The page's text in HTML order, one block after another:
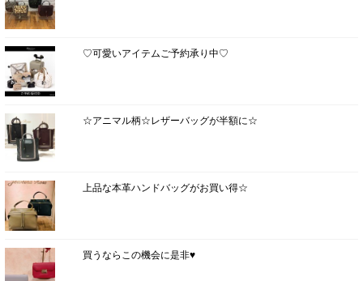
♡可愛いアイテムご予約承り中♡
☆アニマル柄☆レザーバッグが半額に☆
上品な本革ハンドバッグがお買い得☆
買うならこの機会に是非♥